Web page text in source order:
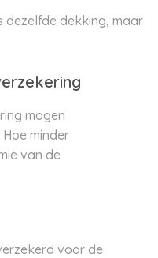
dezelfde dekking, maar
mogen
minder
van de
voor de